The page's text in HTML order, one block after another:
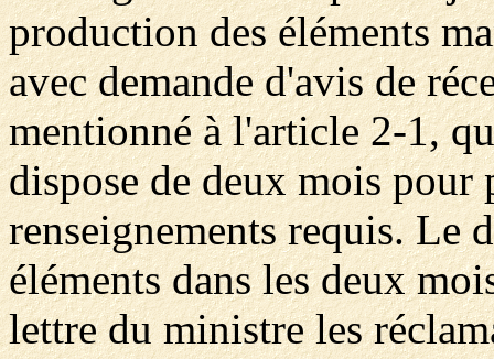
production des éléments
avec demande d'avis de
mentionné à l'article 2-1,
dispose de deux mois pour
renseignements requis. Le
éléments dans les deux
lettre du ministre les